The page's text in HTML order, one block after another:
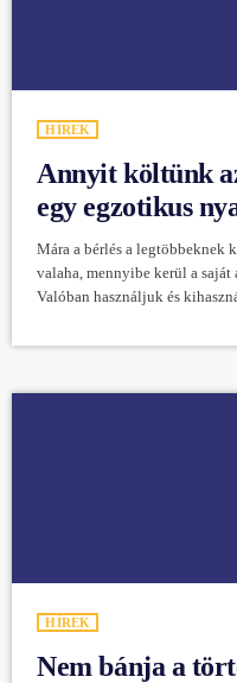
HÍREK
Annyit költünk
egy egzotikus
Mára a bérlés a legtöbbeknek
valaha, mennyibe kerül a
Valóban használjuk és
elavult szemlélet az, hogy
ha akarjuk, naponta másik
HÍREK
Nem bánja a